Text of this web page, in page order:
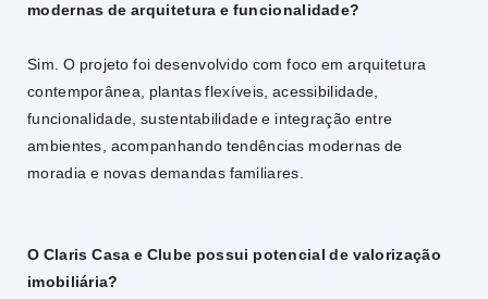
modernas de arquitetura e funcionalidade?
Sim. O projeto foi desenvolvido com foco em arquitetura
contemporânea, plantas flexíveis, acessibilidade,
funcionalidade, sustentabilidade e integração entre
ambientes, acompanhando tendências modernas de
moradia e novas demandas familiares.
O Claris Casa e Clube possui potencial de valorização
imobiliária?